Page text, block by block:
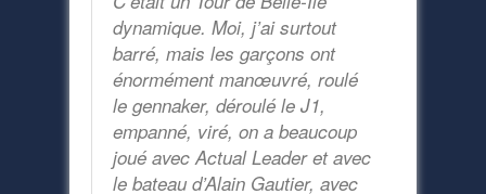
dynamique. Moi, j’ai surtout
barré, mais les garçons ont
énormément manœuvré, roulé
le gennaker, déroulé le J1,
empanné, viré, on a beaucoup
joué avec Actual Leader et avec
le bateau d’Alain Gautier, avec